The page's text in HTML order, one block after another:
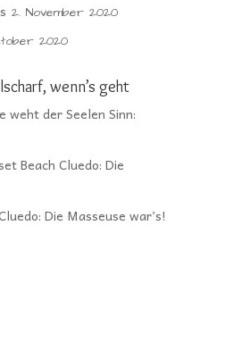
2. November 2020
2020
wenn’s geht
weht der Seelen Sinn:
Beach Cluedo: Die
Die Masseuse war’s!